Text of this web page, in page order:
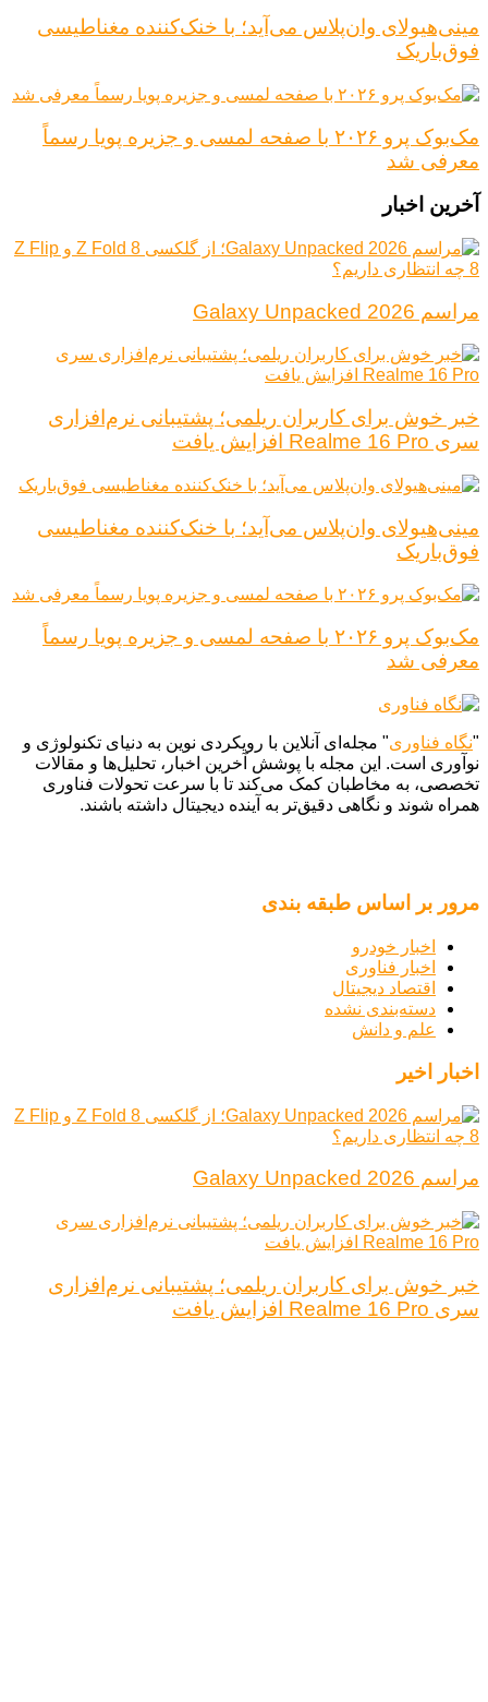
مینی‌هیولای وان‌پلاس می‌آید؛ با خنک‌کننده مغناطیسی
فوق‌باریک
مک‌بوک پرو ۲۰۲۶ با صفحه لمسی و جزیره پویا رسماً
معرفی شد
آخرین اخبار
مراسم Galaxy Unpacked 2026
خبر خوش برای کاربران ریلمی؛ پشتیبانی نرم‌افزاری
سری Realme 16 Pro افزایش یافت
مینی‌هیولای وان‌پلاس می‌آید؛ با خنک‌کننده مغناطیسی
فوق‌باریک
مک‌بوک پرو ۲۰۲۶ با صفحه لمسی و جزیره پویا رسماً
معرفی شد
"نگاه فناوری" مجله‌ای آنلاین با رویکردی نوین به دنیای تکنولوژی و
نوآوری است. این مجله با پوشش آخرین اخبار، تحلیل‌ها و مقالات
تخصصی، به مخاطبان کمک می‌کند تا با سرعت تحولات فناوری
همراه شوند و نگاهی دقیق‌تر به آینده دیجیتال داشته باشند.
مرور بر اساس طبقه بندی
اخبار خودرو
اخبار فناوری
اقتصاد دیجیتال
دسته‌بندی نشده
علم و دانش
اخبار اخیر
مراسم Galaxy Unpacked 2026
خبر خوش برای کاربران ریلمی؛ پشتیبانی نرم‌افزاری
سری Realme 16 Pro افزایش یافت